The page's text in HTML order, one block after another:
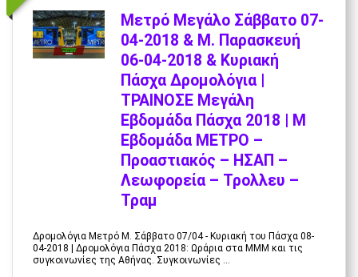
Μετρό Μεγάλο Σάββατο 07-
04-2018 & Μ. Παρασκευή
06-04-2018 & Κυριακή
Πάσχα Δρομολόγια |
ΤΡΑΙΝΟΣΕ Μεγάλη
Εβδομάδα Πάσχα 2018 | Μ
Εβδομάδα ΜΕΤΡΟ –
Προαστιακός – ΗΣΑΠ –
Λεωφορεία – Τρολλευ –
Τραμ
Δρομολόγια Μετρό Μ. Σάββατο 07/04 - Κυριακή του Πάσχα 08-
04-2018 | Δρομολόγια Πάσχα 2018: Ωράρια στα ΜΜΜ και τις
συγκοινωνίες της Αθήνας. Συγκοινωνίες ...